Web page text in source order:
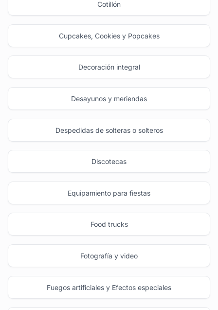
Cotillón
Cupcakes, Cookies y Popcakes
Decoración integral
Desayunos y meriendas
Despedidas de solteras o solteros
Discotecas
Equipamiento para fiestas
Food trucks
Fotografía y video
Fuegos artificiales y Efectos especiales